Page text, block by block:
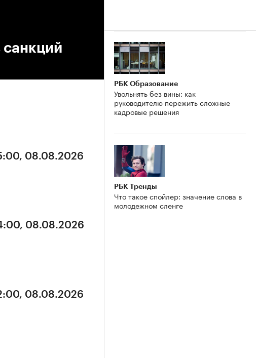
08.08.2026
08.08.2026
08.08.2026
РБК Образование
Увольнять без вины: как
руководителю пережить сложные
кадровые решения
РБК Тренды
Что такое спойлер: значение слова в
молодежном сленге